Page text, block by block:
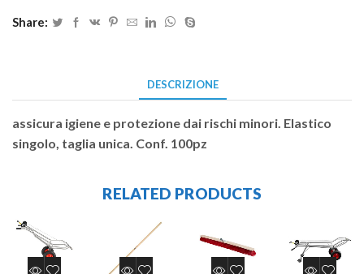
Share:
DESCRIZIONE
assicura igiene e protezione dai rischi minori. Elastico
singolo, taglia unica. Conf. 100pz
RELATED PRODUCTS